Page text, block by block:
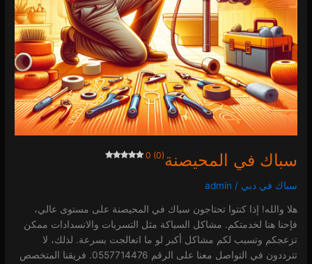
سباك في المحيصنة0 (0)
سباك في دبي /
admin
هلا والله! إذا كنتوا تحتاجون سباك في المحيصنة على مستوى عالي،
فإحنا هنا لخدمتكم. مشاكل السباكة مثل التسربات والانسدادات ممكن
تزعجكم وتسبب لكم مشاكل أكبر لو ما اتعالجت بسرعة. لذلك، لا
تترددون في التواصل معنا على الرقم 0557714476. فريقنا المتخصص